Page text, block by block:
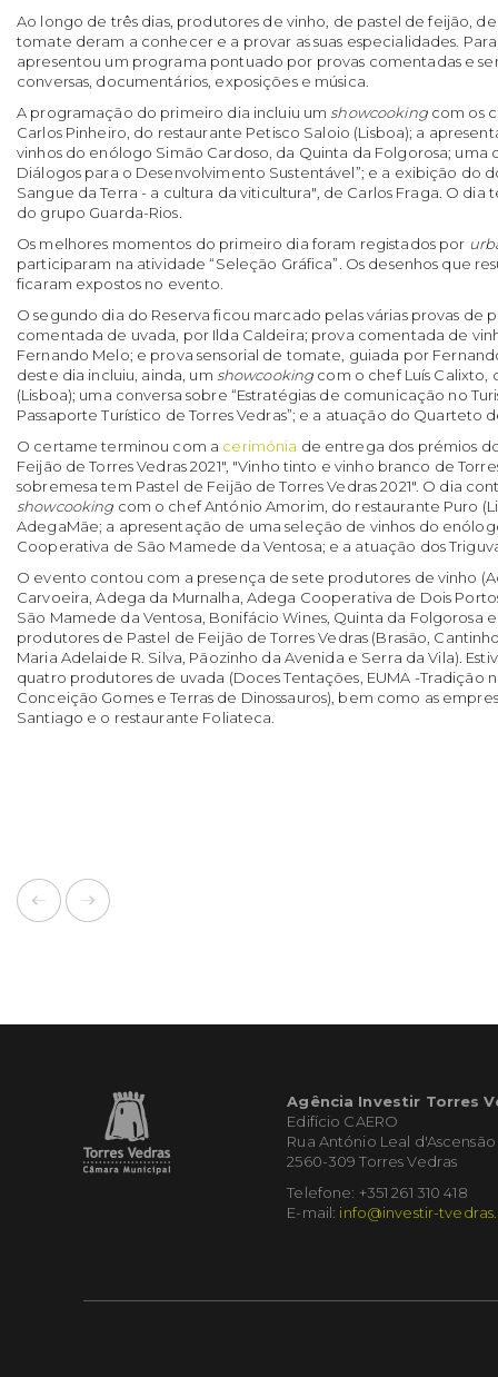
Ao longo de três dias, produtores de vinho, de pastel de feijão,
tomate deram a conhecer e a provar as suas especialidades.
apresentou um programa pontuado por provas comentadas e
conversas, documentários, exposições e música.
A programação do primeiro dia incluiu um showcookingcom os
Carlos Pinheiro, do restaurante Petisco Saloio (Lisboa); a
vinhos do enólogo Simão Cardoso, da Quinta da Folgorosa; uma
Diálogos para o Desenvolvimento Sustentável”; e a exibição do
Sangue da Terra - a cultura da viticultura", de Carlos Fraga. O
do grupo Guarda-Rios.
Os melhores momentos do primeiro dia foram registados por
participaram na atividade “Seleção Gráfica”. Os desenhos que
ficaram expostos no evento.
O segundo dia do Reserva ficou marcado pelas várias provas de
comentada de uvada, por Ilda Caldeira; prova comentada de
Fernando Melo; e prova sensorial de tomate, guiada por
deste dia incluiu, ainda, um showcooking com o chef Luís Calixto,
(Lisboa); uma conversa sobre “Estratégias de comunicação no
Passaporte Turístico de Torres Vedras”; e a atuação do Quarteto
O certame terminou com a cerimónia de entrega dos prémios
Feijão de Torres Vedras 2021", "Vinho tinto e vinho branco de
sobremesa tem Pastel de Feijão de Torres Vedras 2021". O dia
showcooking com o chef António Amorim, do restaurante Puro
AdegaMãe; a apresentação de uma seleção de vinhos do
Cooperativa de São Mamede da Ventosa; e a atuação dos
O evento contou com a presença de sete produtores de vinho
Carvoeira, Adega da Murnalha, Adega Cooperativa de Dois
São Mamede da Ventosa, Bonifácio Wines, Quinta da Folgorosa
produtores de Pastel de Feijão de Torres Vedras (Brasão,
Maria Adelaide R. Silva, Pãozinho da Avenida e Serra da Vila).
quatro produtores de uvada (Doces Tentações, EUMA -Tradição
Conceição Gomes e Terras de Dinossauros), bem como as
Santiago e o restaurante Foliateca.
Agência Investir Torres
Edifício CAERO
Rua António Leal d'Ascensão
2560-309 Torres Vedras
Telefone: +351 261 310 418
E-mail: info@investir-